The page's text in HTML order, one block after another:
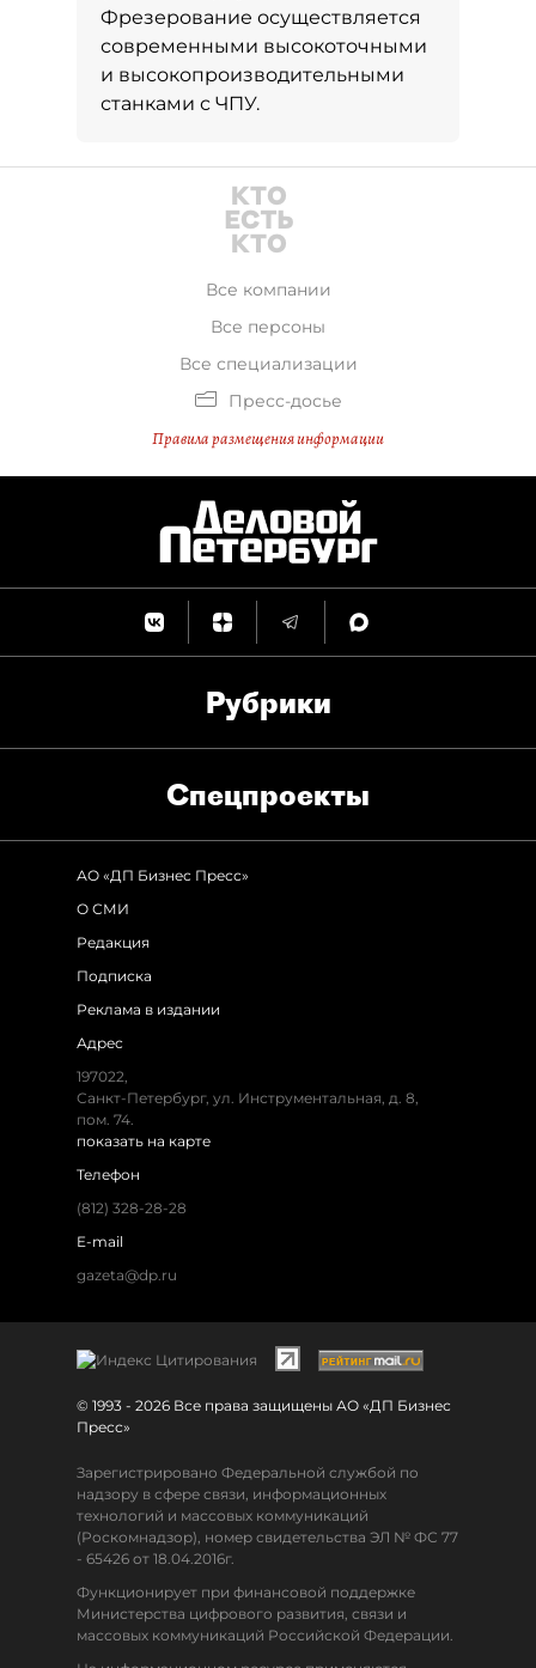
Фрезерование осуществляется
современными высокоточными
и высокопроизводительными
станками с ЧПУ.
Все компании
Все персоны
Все специализации
Пресс-досье
Правила размещения информации
Рубрики
Спец­проекты
АО «ДП Бизнес Пресс»
О СМИ
Редакция
Подписка
Реклама в издании
Адрес
197022,
Санкт-Петербург, ул. Инструментальная, д. 8,
пом. 74.
показать на карте
Телефон
(812) 328-28-28
E-mail
gazeta@dp.ru
© 1993 - 2026 Все права защищены АО «ДП Бизнес
Пресс»
Зарегистрировано Федеральной службой по
надзору в сфере связи, информационных
технологий и массовых коммуникаций
(Роскомнадзор), номер свидетельства ЭЛ № ФС 77
- 65426 от 18.04.2016г.
Функционирует при финансовой поддержке
Министерства цифрового развития, связи и
массовых коммуникаций Российской Федерации.